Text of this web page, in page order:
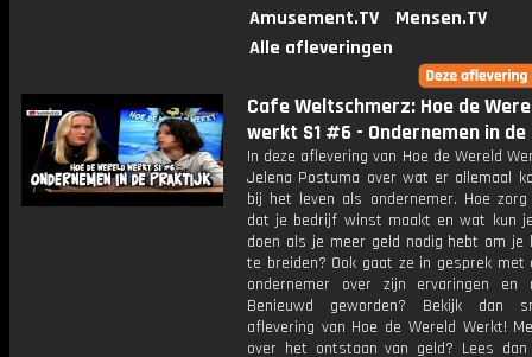
Amusement.TV
Mensen.TV
Alle afleveringen
Cafe Weltschmerz: Hoe de
werkt S1 #6 - Ondernemen in
In deze aflevering van Hoe de Wereld
Jelena Postuma over wat er allemaal
bij het leven als ondernemer. Hoe
dat je bedrijf winst maakt en wat kun
doen als je meer geld nodig hebt om je
te breiden? Ook gaat ze in gesprek met
ondernemer over zijn ervaringen en
Benieuwd geworden? Bekijk dan
aflevering van Hoe de Wereld Werkt!
over het ontstaan van geld? Lees